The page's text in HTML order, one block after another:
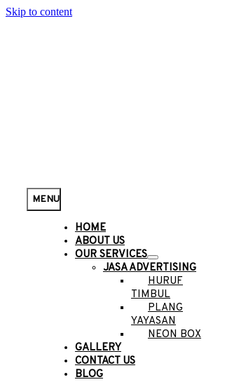
Skip to content
MENU
HOME
ABOUT US
OUR SERVICES
JASA ADVERTISING
HURUF
TIMBUL
PLANG
YAYASAN
NEON BOX
GALLERY
CONTACT US
BLOG